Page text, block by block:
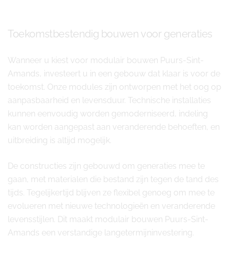
Toekomstbestendig bouwen voor generaties
Wanneer u kiest voor modulair bouwen Puurs-Sint-
Amands, investeert u in een gebouw dat klaar is voor de
toekomst. Onze modules zijn ontworpen met het oog op
aanpasbaarheid en levensduur. Technische installaties
kunnen eenvoudig worden gemoderniseerd, indeling
kan worden aangepast aan veranderende behoeften, en
uitbreiding is altijd mogelijk.
De constructies zijn gebouwd om generaties mee te
gaan, met materialen die bestand zijn tegen de tand des
tijds. Tegelijkertijd blijven ze flexibel genoeg om mee te
evolueren met nieuwe technologieën en veranderende
levensstijlen. Dit maakt modulair bouwen Puurs-Sint-
Amands een verstandige langetermijninvestering.